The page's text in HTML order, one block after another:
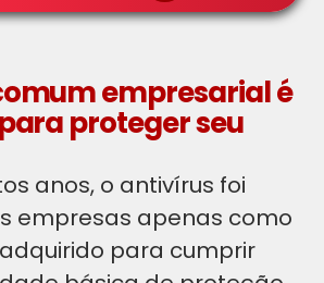
empresarial é
proteger seu
anos, o antivírus foi
empresas apenas como
para cumprir